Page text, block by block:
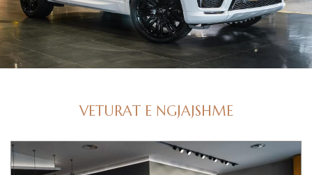
VETURAT E NGJAJSHME